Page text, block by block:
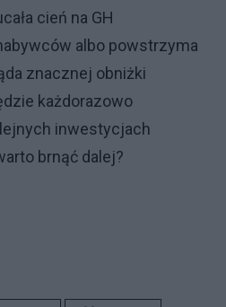
cień na GH
albo powstrzyma
znacznej obniżki
każdorazowo
inwestycjach
brnąć dalej?